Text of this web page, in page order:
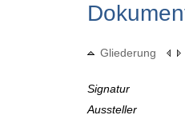
Gliederung
Signatur
Aussteller